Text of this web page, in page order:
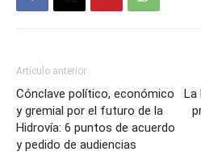
Artículo anterior
Cónclave político, económico
y gremial por el futuro de la
Hidrovía: 6 puntos de acuerdo
y pedido de audiencias
La